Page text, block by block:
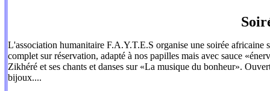
L'association humanitaire F.A.Y.T.E.S organise une soirée
complet sur réservation, adapté à nos papilles mais avec sauce
Zikhéré et ses chants et danses sur «La musique du bonheur».
bijoux....